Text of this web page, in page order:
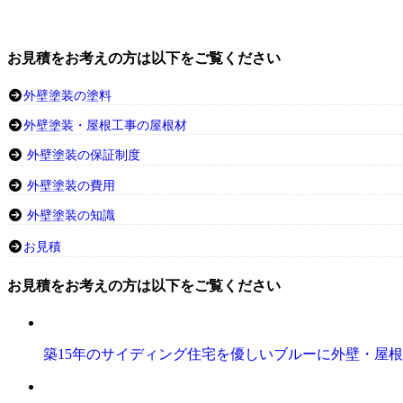
お見積をお考えの方は以下をご覧ください
外壁塗装の塗料
外壁塗装・屋根工事の屋根材
外壁塗装の保証制度
外壁塗装の費用
外壁塗装の知識
お見積
お見積をお考えの方は以下をご覧ください
築15年のサイディング住宅を優しいブルーに外壁・屋